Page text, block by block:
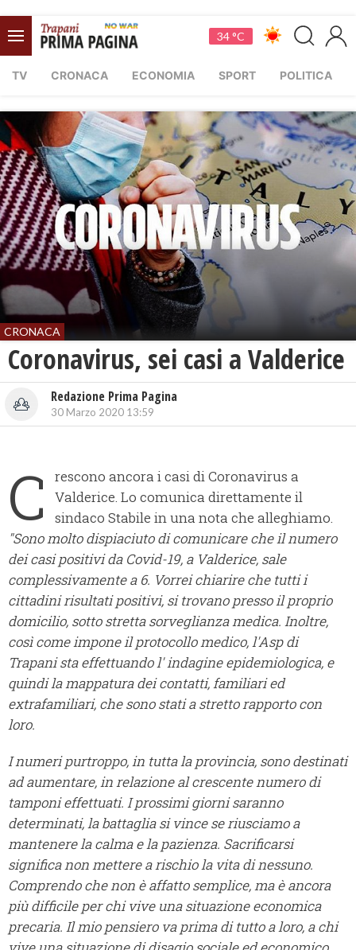
34 °C
TV CRONACA ECONOMIA SPORT POLITICA
CRONACA
Coronavirus, sei casi a Valderice
Redazione Prima Pagina
30 Marzo 2020 13:59
C
rescono ancora i casi di Coronavirus a
Valderice. Lo comunica direttamente il
sindaco Stabile in una nota che alleghiamo.
"Sono molto dispiaciuto di comunicare che il numero
dei casi positivi da Covid-19, a Valderice, sale
complessivamente a 6. Vorrei chiarire che tutti i
cittadini risultati positivi, si trovano presso il proprio
domicilio, sotto stretta sorveglianza medica. Inoltre,
così come impone il protocollo medico, l'Asp di
Trapani sta effettuando l' indagine epidemiologica, e
quindi la mappatura dei contatti, familiari ed
extrafamiliari, che sono stati a stretto rapporto con
loro.
I numeri purtroppo, in tutta la provincia, sono destinati
ad aumentare, in relazione al crescente numero di
tamponi effettuati. I prossimi giorni saranno
determinati, la battaglia si vince se riusciamo a
mantenere la calma e la pazienza. Sacrificarsi
significa non mettere a rischio la vita di nessuno.
Comprendo che non è affatto semplice, ma è ancora
più difficile per chi vive una situazione economica
precaria. Il mio pensiero va prima di tutto a loro, a chi